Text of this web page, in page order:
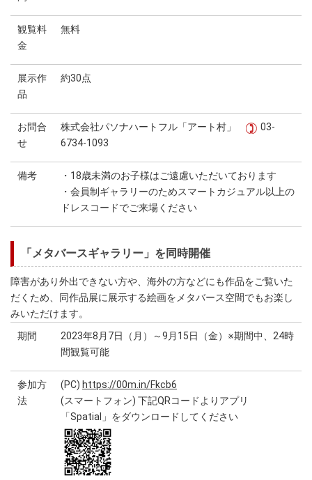
観覧料
金
無料
展示作
品
約30点
お問合
せ
株式会社パソナハートフル「アート村」
03-
6734-1093
備考
・18歳未満のお子様はご遠慮いただいております
・会員制ギャラリーのためスマートカジュアル以上の
ドレスコードでご来場ください
「メタバースギャラリー」を同時開催
障害があり外出できない方や、海外の方などにも作品をご覧いた
だくため、同作品展に展示する絵画をメタバース空間でもお楽し
みいただけます。
期間
2023年8月7日（月）～9月15日（金）※期間中、24時
間観覧可能
参加方
法
(PC) https://00m.in/Fkcb6
(スマートフォン) 下記QRコードよりアプリ
「Spatial」をダウンロードしてください